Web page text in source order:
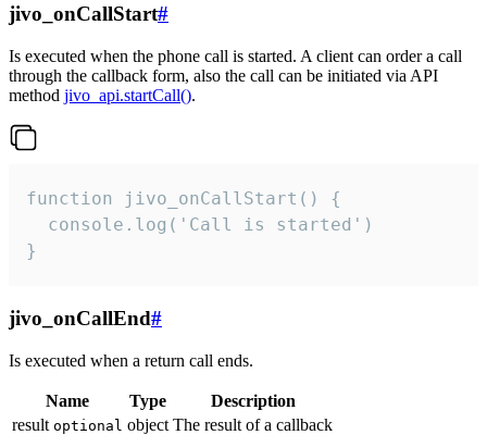
jivo_onCallStart#
Is executed when the phone call is started. A client can order a call
through the callback form, also the call can be initiated via API
method jivo_api.startCall().
function jivo_onCallStart() {
  console.log('Call is started')
}
jivo_onCallEnd#
Is executed when a return call ends.
Name Type
Description
result optional object The result of a callback